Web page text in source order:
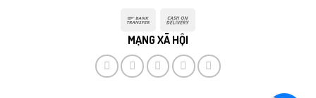
Bank
Transfer
Delivery
MẠNG XÃ HỘI